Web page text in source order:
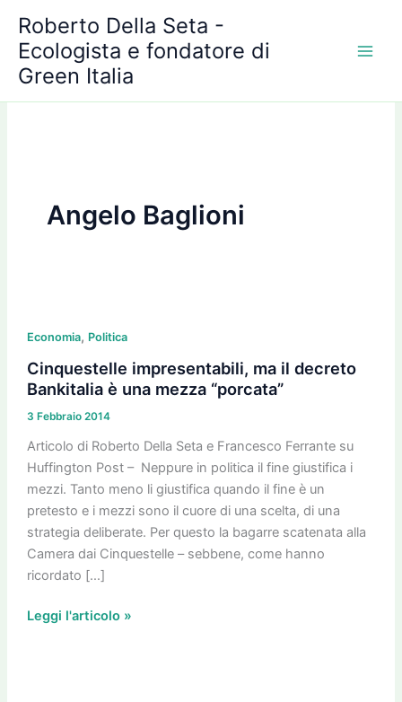
contenuto
Roberto Della Seta -
Ecologista e fondatore di
Green Italia
Angelo Baglioni
Economia, Politica
Cinquestelle impresentabili, ma il decreto
Bankitalia è una mezza “porcata”
3 Febbraio 2014
Articolo di Roberto Della Seta e Francesco Ferrante su
Huffington Post – Neppure in politica il fine giustifica i
mezzi. Tanto meno li giustifica quando il fine è un
pretesto e i mezzi sono il cuore di una scelta, di una
strategia deliberate. Per questo la bagarre scatenata alla
Camera dai Cinquestelle – sebbene, come hanno
ricordato […]
impresentabili,
ma
il
Bankitalia
è
una
mezza
“porcata”
Leggi l'articolo »
r
c
h